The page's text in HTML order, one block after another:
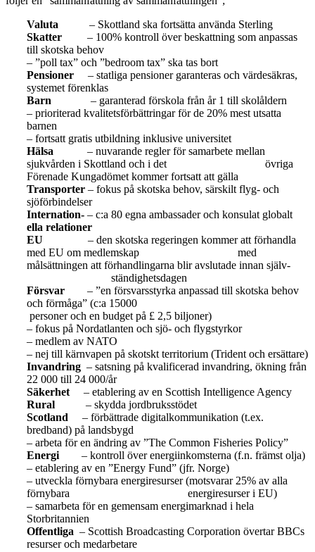
Valuta – Skottland ska fortsätta använda Sterling
Skatter
– 100% kontroll över beskattning som anpassas
till skotska behov
– ”poll tax” och ”bedroom tax” ska tas bort
Pensioner – statliga pensioner garanteras och värdesäkras,
systemet förenklas
Barn
– garanterad förskola från år 1 till skolåldern
– prioriterad kvalitetsförbättringar för de 20% mest utsatta
barnen
– fortsatt gratis utbildning inklusive universitet
Hälsa
– nuvarande regler för samarbete mellan
sjukvården i Skottland och i det övriga
Förenade Kungadömet kommer fortsatt att gälla
Transporter – fokus på skotska behov, särskilt flyg- och
sjöförbindelser
Internation- – c:a 80 egna ambassader och konsulat globalt
ella relationer
EU – den skotska regeringen kommer att förhandla
med EU om medlemskap med
målsättningen att förhandlingarna blir avslutade innan själv-
ständighetsdagen
Försvar – ”en försvarsstyrka anpassad till skotska behov
och förmåga” (c:a 15000
personer och en budget på £ 2,5 biljoner)
– fokus på Nordatlanten och sjö- och flygstyrkor
– medlem av NATO
– nej till kärnvapen på skotskt territorium (Trident och ersättare)
Invandring – satsning på kvalificerad invandring, ökning från
22 000 till 24 000/år
Säkerhet– etablering av en Scottish Intelligence Agency
Rural – skydda jordbruksstödet
Scotland
– förbättrade digitalkommunikation (t.ex.
bredband) på landsbygd
– arbeta för en ändring av ”The Common Fisheries Policy”
Energi– kontroll över energiinkomsterna (f.n. främst olja)
– etablering av en ”Energy Fund” (jfr. Norge)
– utveckla förnybara energiresurser (motsvarar 25% av alla
förnybara energiresurser i EU)
– samarbeta för en gemensam energimarknad i hela
Storbritannien
Offentliga – Scottish Broadcasting Corporation övertar BBCs
resurser och medarbetare